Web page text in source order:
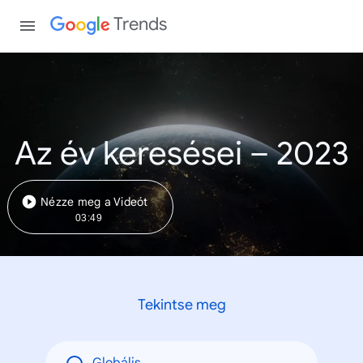
Trends
Az év keresései – 2023
Nézze meg a Videót
03:49
Tekintse meg